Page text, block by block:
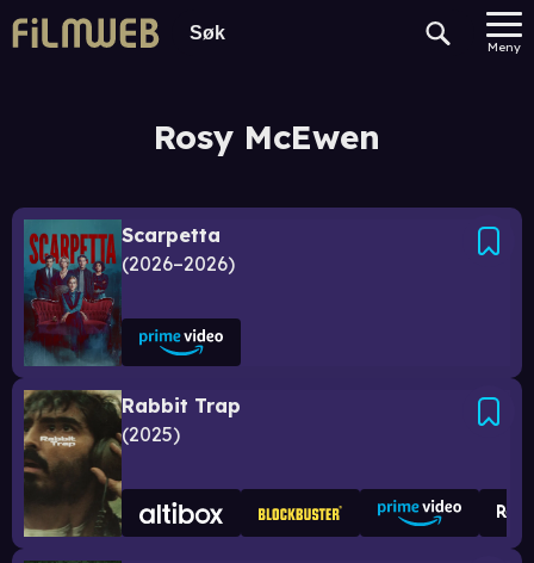
Meny
Rosy McEwen
Scarpetta
2026–2026
Rabbit Trap
2025